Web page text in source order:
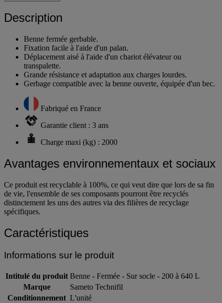
Description
Benne fermée gerbable.
Fixation facile à l'aide d'un palan.
Déplacement aisé à l'aide d'un chariot élévateur ou
transpalette.
Grande résistance et adaptation aux charges lourdes.
Gerbage compatible avec la benne ouverte, équipée d'un bec.
Fabriqué en France
Garantie client : 3 ans
Charge maxi (kg) : 2000
Avantages environnementaux et sociaux
Ce produit est recyclable à 100%, ce qui veut dire que lors de sa fin
de vie, l'ensemble de ses composants pourront être recyclés
distinctement les uns des autres via des filières de recyclage
spécifiques.
Caractéristiques
Informations sur le produit
Intitulé du produit Benne - Fermée - Sur socle - 200 à 640 L
Marque
Sameto Technifil
Conditionnement L'unité